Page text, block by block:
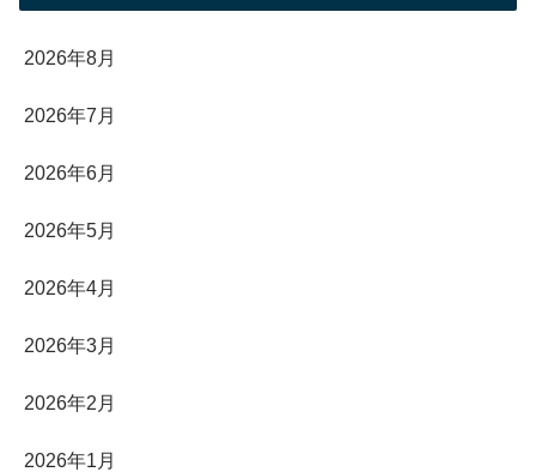
2026年8月
2026年7月
2026年6月
2026年5月
2026年4月
2026年3月
2026年2月
2026年1月